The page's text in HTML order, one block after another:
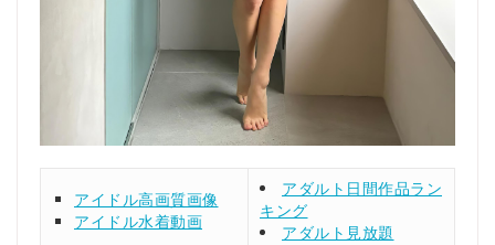
アイドル高画質画像
アイドル水着動画
アダルト日間作品ラン
キング
アダルト見放題